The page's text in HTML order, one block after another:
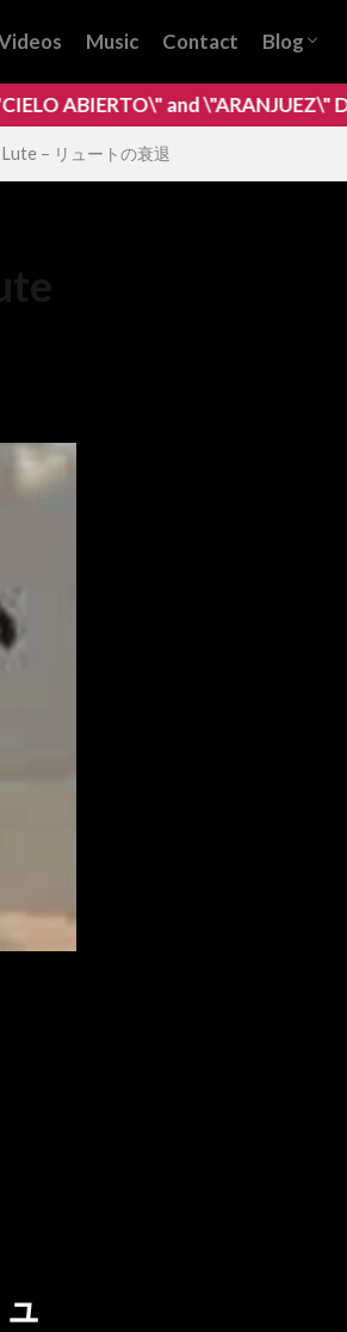
Music Contact Blog
ギター
ギター
ギター
ギター
ギター
ギター
ギター
イベン
ギター
and \"ARANJUEZ\" Digital Files
– リュートの衰退